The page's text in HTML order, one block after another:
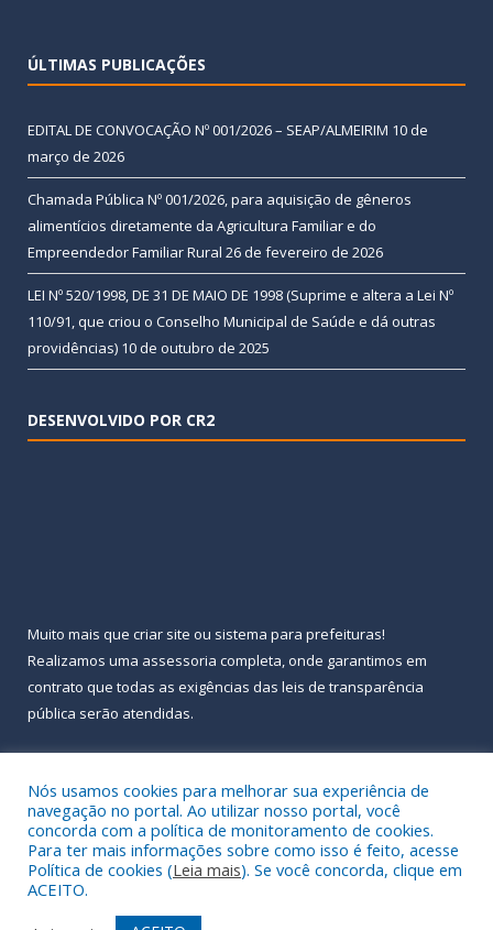
ÚLTIMAS PUBLICAÇÕES
EDITAL DE CONVOCAÇÃO Nº 001/2026 – SEAP/ALMEIRIM 10 de
março de 2026
Chamada Pública Nº 001/2026, para aquisição de gêneros
alimentícios diretamente da Agricultura Familiar e do
Empreendedor Familiar Rural 26 de fevereiro de 2026
LEI Nº 520/1998, DE 31 DE MAIO DE 1998 (Suprime e altera a Lei Nº
110/91, que criou o Conselho Municipal de Saúde e dá outras
providências) 10 de outubro de 2025
DESENVOLVIDO POR CR2
Muito mais que criar site ou sistema para prefeituras!
Realizamos uma assessoria completa, onde garantimos em
contrato que todas as exigências das leis de transparência
pública serão atendidas.
Todos os direitos reservados a Prefeitura Municipal de Almeirim.
Nós usamos cookies para melhorar sua experiência de
navegação no portal. Ao utilizar nosso portal, você
concorda com a política de monitoramento de cookies.
Para ter mais informações sobre como isso é feito, acesse
Política de cookies (Leia mais). Se você concorda, clique em
ACEITO.